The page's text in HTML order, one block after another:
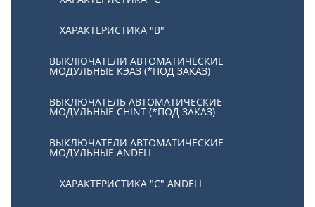
ХАРАКТЕРИСТИКА "В"
ВЫКЛЮЧАТЕЛИ АВТОМАТИЧЕСКИЕ
МОДУЛЬНЫЕ КЭАЗ (*ПОД ЗАКАЗ)
ВЫКЛЮЧАТЕЛЬ АВТОМАТИЧЕСКИЕ
МОДУЛЬНЫЕ CHINT (*ПОД ЗАКАЗ)
ВЫКЛЮЧАТЕЛИ АВТОМАТИЧЕСКИЕ
МОДУЛЬНЫЕ ANDELI
ХАРАКТЕРИСТИКА "C" ANDELI